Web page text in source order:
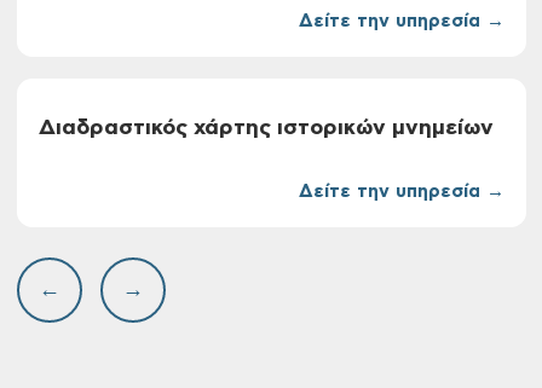
Δείτε την υπηρεσία →
Διαδραστικός χάρτης ιστορικών μνημείων
Δείτε την υπηρεσία →
← →